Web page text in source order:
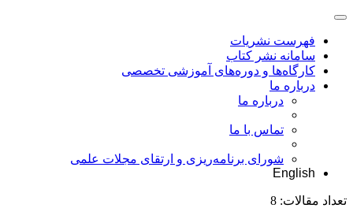
فهرست نشریات
سامانه نشر کتاب
کارگاه‌ها و دوره‌های آموزشی تخصصی
درباره ما
درباره ما
تماس با ما
شورای برنامه‌ریزی و ارتقای مجلات علمی
English
تعداد مقالات: 8